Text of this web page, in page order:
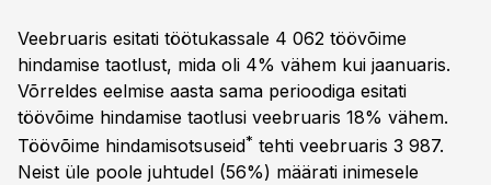
Veebruaris esitati töötukassale 4 062 töövõime
hindamise taotlust, mida oli 4% vähem kui jaanuaris.
Võrreldes eelmise aasta sama perioodiga esitati
töövõime hindamise taotlusi veebruaris 18% vähem.
Töövõime hindamisotsuseid* tehti veebruaris 3 987.
Neist üle poole juhtudel (56%) määrati inimesele